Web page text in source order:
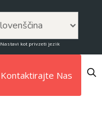
Nastavi kot privzeti jezik
Kontaktirajte Nas